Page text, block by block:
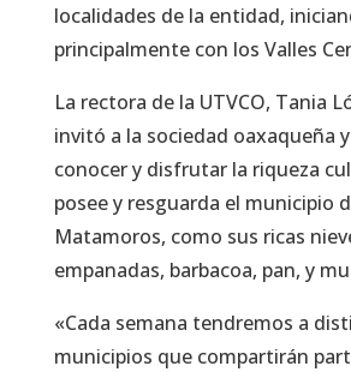
localidades de la entidad,
principalmente con los Valles
La rectora de la UTVCO, Tania
invitó a la sociedad oaxaqueña
conocer y disfrutar la riqueza
posee y resguarda el municipio
Matamoros, como sus ricas
empanadas, barbacoa, pan, y
«Cada semana tendremos a
municipios que compartirán